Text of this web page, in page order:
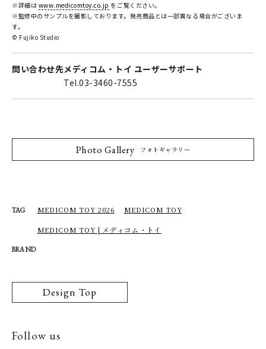
※詳細は www.medicomtoy.co.jp をご覧ください。
※監修中のサンプルを撮影しております。発売商品とは一部異なる場合がございま
す。
©︎ Fujiko Studio
問い合わせ先メディコム・トイ ユーザーサポート
Tel.03-3460-7555
Photo Gallery フォトギャラリー
TAG MEDICOM TOY 2026 MEDICOM TOY
MEDICOM TOY | メディコム・トイ
BRAND
Design Top
Follow us